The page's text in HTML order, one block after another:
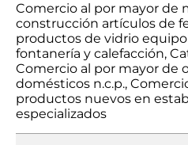
Comercio al por mayor de
construcción artículos de
productos de vidrio
fontanería y calefacción,
Comercio al por mayor de
domésticos n.c.p.,
productos nuevos en
especializados